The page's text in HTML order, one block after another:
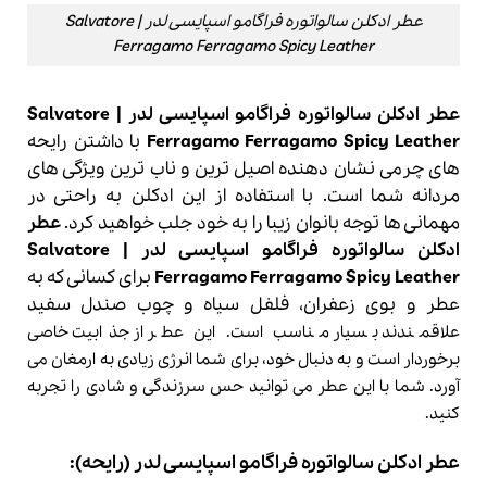
عطر ادکلن سالواتوره فراگامو اسپایسی لدر | Salvatore
Ferragamo Ferragamo Spicy Leather
عطر ادکلن سالواتوره فراگامو اسپایسی لدر | Salvatore
Ferragamo Ferragamo Spicy Leather با داشتن رایحه
های چرمی نشان دهنده اصیل ترین و ناب ترین ویژگی های
مردانه شما است. با استفاده از این ادکلن به راحتی در
مهمانی ها توجه بانوان زیبا را به خود جلب خواهید کرد.عطر
ادکلن سالواتوره فراگامو اسپایسی لدر | Salvatore
Ferragamo Ferragamo Spicy Leather برای کسانی که به
عطر و بوی زعفران، فلفل سیاه و چوب صندل سفید
علاقمندند بسیار مناسب است. این عطر از جذابیت خاصی
برخوردار است و به دنبال خود، برای شما انرژی زیادی به ارمغان می
آورد. شما با این عطر می توانید حس سرزندگی و شادی را تجربه
کنید.
عطر ادکلن سالواتوره فراگامو اسپایسی لدر (رایحه):